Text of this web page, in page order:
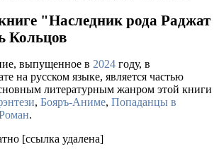
"Наследник рода Раджат
Кольцов
выпущенное в 2024 году, в
на русском языке, является частью
литературным жанром этой книги
, Бояръ-Аниме, Попаданцы в
.
[ссылка удалена]